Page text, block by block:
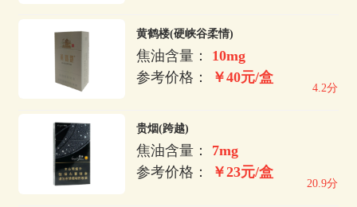
黄鹤楼(硬峡谷柔情)
焦油含量： 10mg
参考价格：
￥40元/盒
4.2分
贵烟(跨越)
焦油含量： 7mg
参考价格：
￥23元/盒
20.9分